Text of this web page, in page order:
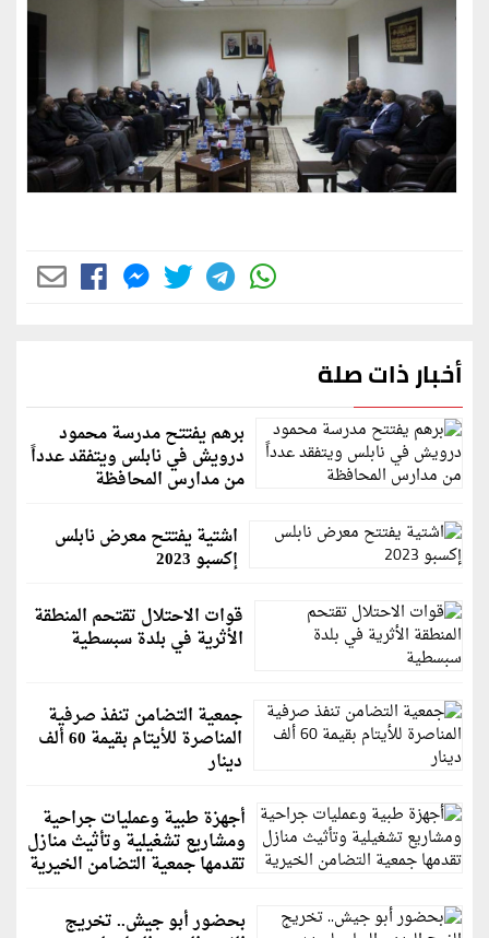
أخبار ذات صلة
برهم يفتتح مدرسة محمود
درويش في نابلس ويتفقد عدداً
من مدارس المحافظة
اشتية يفتتح معرض نابلس
إكسبو 2023
قوات الاحتلال تقتحم المنطقة
الأثرية في بلدة سبسطية
جمعية التضامن تنفذ صرفية
المناصرة للأيتام بقيمة 60 ألف
دينار
أجهزة طبية وعمليات جراحية
ومشاريع تشغيلية وتأثيث منازل
تقدمها جمعية التضامن الخيرية
بحضور أبو جيش.. تخريج